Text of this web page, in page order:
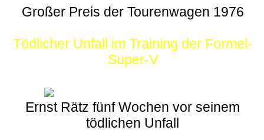
Großer Preis der Tourenwagen 1976
Tödlicher Unfall im Training der Formel-
Super-V
Ernst Rätz fünf Wochen vor seinem
tödlichen Unfall